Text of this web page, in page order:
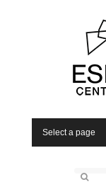
Select a page